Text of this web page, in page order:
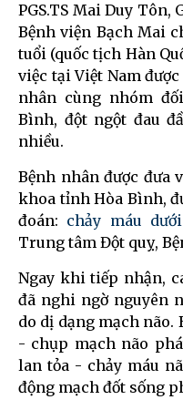
PGS.TS Mai Duy
Bệnh viện Bạch Mai
tuổi (quốc tịch Hàn
việc tại Việt Nam được
nhân cùng nhóm
Bình, đột ngột đau
nhiều.
Bệnh nhân được đưa
khoa tỉnh Hòa Bình,
đoán: chảy máu
Trung tâm Đột quỵ,
Ngay khi tiếp nhận,
đã nghi ngờ nguyên
do dị dạng mạch não.
- chụp mạch não
lan tỏa - chảy máu
động mạch đốt sống